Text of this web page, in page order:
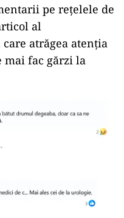
pe rețelele de
al
atrăgea atenția
mai fac gărzi la